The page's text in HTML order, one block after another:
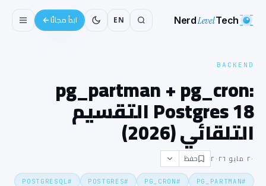
NerdLevelTech
EN ابدأ مجانًا
BACKEND
pg_partman + pg_cron:
Postgres 18 التقسيم
التلقائي (2026)
٢٠ مايو ٢٠٢٦ حفظ
#
PG_PARTMAN
#
PG_CRON
#
POSTGRES
#
POSTGRESQL